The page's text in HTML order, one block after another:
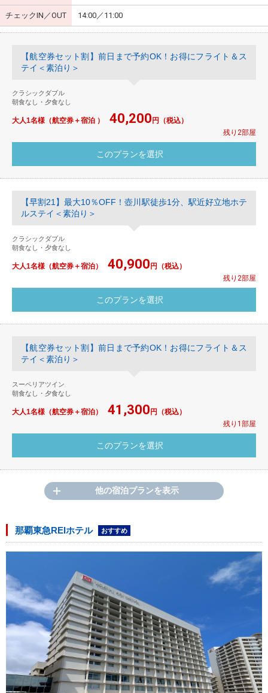
チェックIN／OUT 14:00／11:00
【航空券セット割】前日まで予約OK！お得にフライト＆ス
テイ＜素泊り＞
クラシックダブル
朝食なし・夕食なし
大人1名様（航空券＋宿泊 ） 40,200 円（税込）
残り2部屋
【早割21】最大10％OFF！壺川駅徒歩1分、駅近好立地ホテ
ルステイ＜素泊り＞
クラシックダブル
朝食なし・夕食なし
大人1名様（航空券＋宿泊） 40,900 円（税込）
残り2部屋
【航空券セット割】前日まで予約OK！お得にフライト＆ス
テイ＜素泊り＞
スーペリアツイン
朝食なし・夕食なし
大人1名様（航空券＋宿泊） 41,300 円（税込）
残り1部屋
他の宿泊プランを表示
那覇東急REIホテル おすすめ